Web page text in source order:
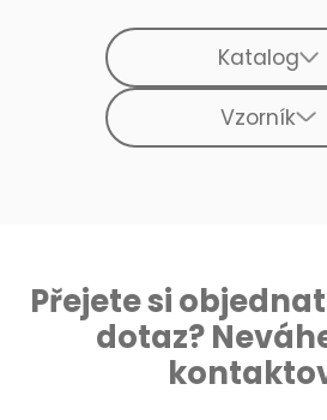
Katalog
Vzorník
Přejete si
dotaz?